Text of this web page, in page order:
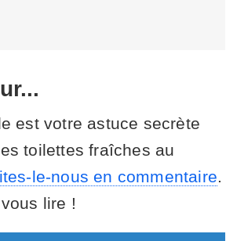
est votre astuce secrète
toilettes fraîches au
le-nous en commentaire.
lire !